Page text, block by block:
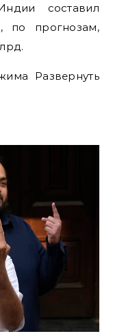
составил
по прогнозам,
Развернуть